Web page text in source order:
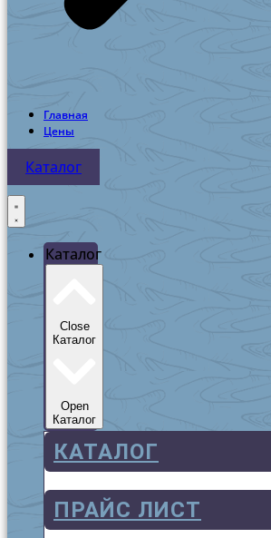
Главная
Цены
Каталог
Каталог
Close
Каталог
Open
Каталог
КАТАЛОГ
ПРАЙС ЛИСТ